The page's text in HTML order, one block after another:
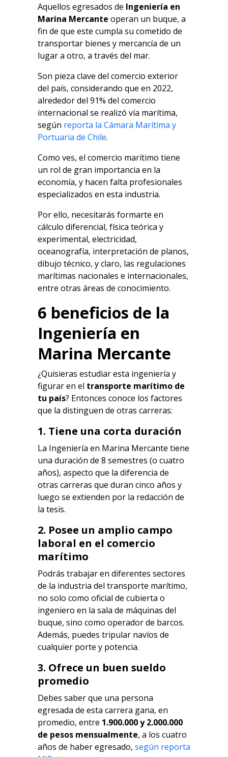
Aquellos egresados de Ingeniería en
Marina Mercante operan un buque, a
fin de que este cumpla su cometido de
transportar bienes y mercancía de un
lugar a otro, a través del mar.
Son pieza clave del comercio exterior
del país, considerando que en 2022,
alrededor del 91% del comercio
internacional se realizó vía marítima,
según reporta la Cámara Marítima y
Portuaria de Chile.
Como ves, el comercio marítimo tiene
un rol de gran importancia en la
economía, y hacen falta profesionales
especializados en esta industria.
Por ello, necesitarás formarte en
cálculo diferencial, física teórica y
experimental, electricidad,
oceanografía, interpretación de planos,
dibujo técnico, y claro, las regulaciones
marítimas nacionales e internacionales,
entre otras áreas de conocimiento.
6 beneficios de la
Ingeniería en
Marina Mercante
¿Quisieras estudiar esta ingeniería y
figurar en el transporte marítimo de
tu país? Entonces conoce los factores
que la distinguen de otras carreras:
1. Tiene una corta duración
La Ingeniería en Marina Mercante tiene
una duración de 8 semestres (o cuatro
años), aspecto que la diferencia de
otras carreras que duran cinco años y
luego se extienden por la redacción de
la tesis.
2. Posee un amplio campo
laboral en el comercio
marítimo
Podrás trabajar en diferentes sectores
de la industria del transporte marítimo,
no solo como oficial de cubierta o
ingeniero en la sala de máquinas del
buque, sino como operador de barcos.
Además, puedes tripular navíos de
cualquier porte y potencia.
3. Ofrece un buen sueldo
promedio
Debes saber que una persona
egresada de esta carrera gana, en
promedio, entre 1.900.000 y 2.000.000
de pesos mensualmente, a los cuatro
años de haber egresado, según reporta